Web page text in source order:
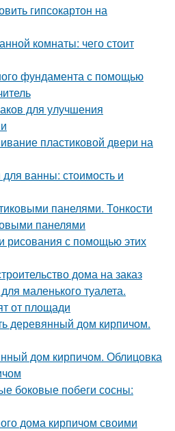
гипсокартон на
комнаты: чего стоит
фундамента с помощью
для улучшения
пластиковой двери на
ванны: стоимость и
панелями. Тонкости
панелями
рисования с помощью этих
дома на заказ
маленького туалета.
от площади
деревянный дом кирпичом.
дом кирпичом. Облицовка
боковые побеги сосны:
дома кирпичом своими